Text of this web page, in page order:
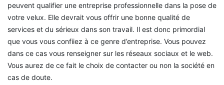
peuvent qualifier une entreprise professionnelle dans la pose de
votre velux. Elle devrait vous offrir une bonne qualité de
services et du sérieux dans son travail. Il est donc primordial
que vous vous confiiez à ce genre d’entreprise. Vous pouvez
dans ce cas vous renseigner sur les réseaux sociaux et le web.
Vous aurez de ce fait le choix de contacter ou non la société en
cas de doute.